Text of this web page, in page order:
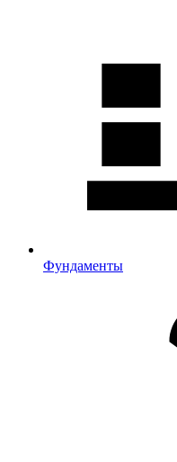
Фундаменты